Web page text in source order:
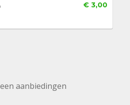
€ 3,00
aanbiedingen